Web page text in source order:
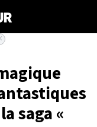
saga «